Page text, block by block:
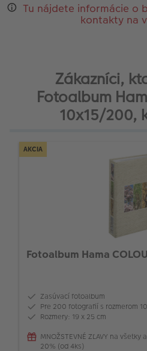
Tu nájdete informácie o
kontakty na
Zákazníci,
Fotoalbum
10x15/200,
AKCIA
Fotoalbum Hama
Zasúvací fotoalbum
Pre 200 fotografií s rozmerom
Rozmery: 19 x 25 cm
MNOŽSTEVNÉ ZĽAVY na
20% (od 4ks)